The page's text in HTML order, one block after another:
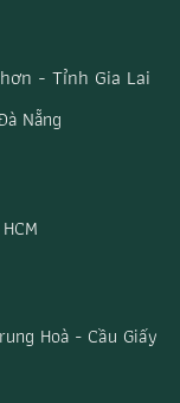
- Tỉnh Gia Lai
Nẵng
Hoà - Cầu Giấy